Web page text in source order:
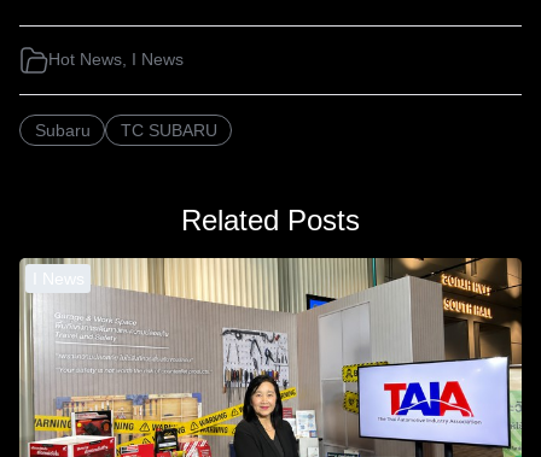
Hot News I News
Subaru TC SUBARU
Related Posts
I News